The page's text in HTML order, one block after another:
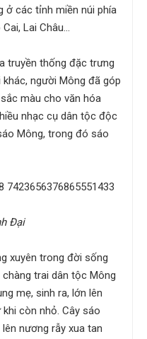
ở các tỉnh miền núi phía
Lai Châu...
truyền thống đặc trưng
người Mông đã góp
màu cho văn hóa
nhạc cụ dân tộc độc
Mông, trong đó sáo
Đại
xuyên trong đời sống
trai dân tộc Mông
mẹ, sinh ra, lớn lên
còn nhỏ. Cây sáo
nương rẫy xua tan